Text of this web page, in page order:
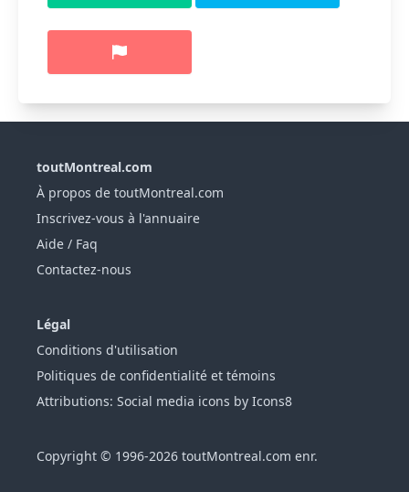
toutMontreal.com
À propos de toutMontreal.com
Inscrivez-vous à l'annuaire
Aide / Faq
Contactez-nous
Légal
Conditions d'utilisation
Politiques de confidentialité et témoins
Attributions: Social media icons by Icons8
Copyright © 1996-2026 toutMontreal.com enr.